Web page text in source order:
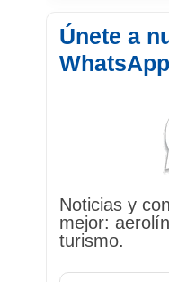
Únete a
WhatsApp
Noticias y
mejor:
turismo.